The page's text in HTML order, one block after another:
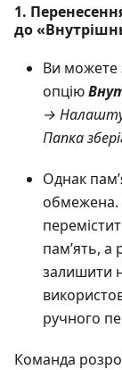
1.
до
Ви можете
опцію
→
Папка
Однак
обмежена.
пам’ять, а
залишити
ручного
Команда